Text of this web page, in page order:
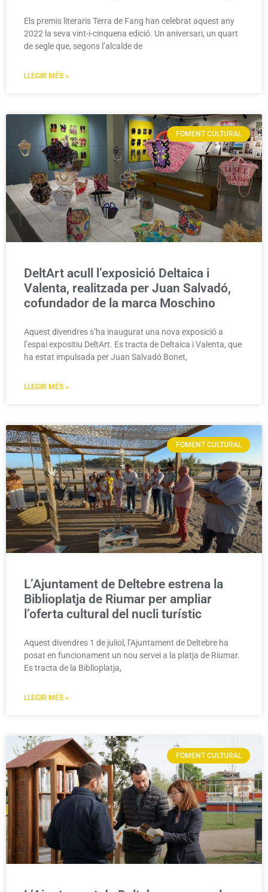
Els premis literaris Terra de Fang han celebrat aquest any
2022 la seva vint-i-cinquena edició. Un aniversari, un quart
de segle que, segons l’alcalde de
LLEGIR MÉS »
FOMENT CULTURAL
DeltArt acull l’exposició Deltaica i
Valenta, realitzada per Juan Salvadó,
cofundador de la marca Moschino
Aquest divendres s’ha inaugurat una nova exposició a
l’espai expositiu DeltArt. Es tracta de Deltaica i Valenta, que
ha estat impulsada per Juan Salvadó Bonet,
LLEGIR MÉS »
FOMENT CULTURAL
L’Ajuntament de Deltebre estrena la
Biblioplatja de Riumar per ampliar
l’oferta cultural del nucli turístic
Aquest divendres 1 de juliol, l’Ajuntament de Deltebre ha
posat en funcionament un nou servei a la platja de Riumar.
Es tracta de la Biblioplatja,
LLEGIR MÉS »
FOMENT CULTURAL